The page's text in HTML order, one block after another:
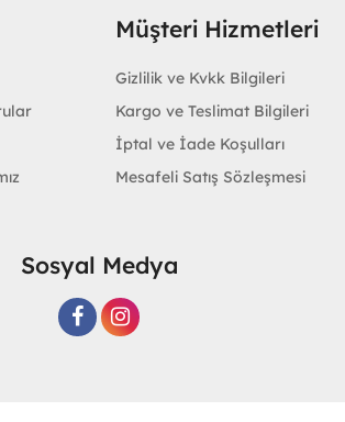
Müşteri Hizmetleri
Gizlilik ve Kvkk Bilgileri
Kargo ve Teslimat Bilgileri
İptal ve İade Koşulları
Mesafeli Satış Sözleşmesi
Sosyal Medya